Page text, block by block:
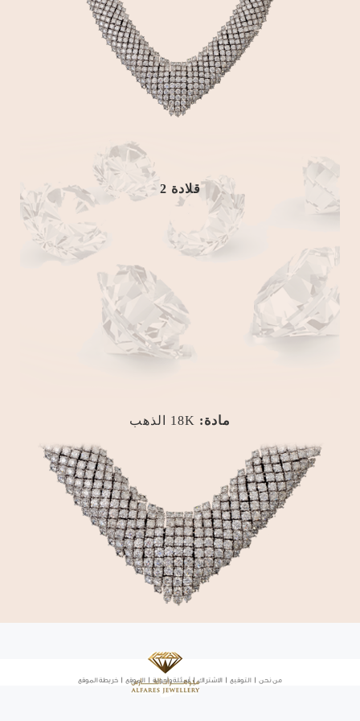
قلادة 2
مادة: 18K الذهب
من نحن التوقيع الاشتراك | أسئلة وأجوبة الموقع خريطة الموقع